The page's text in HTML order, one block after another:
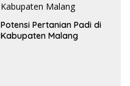
Potensi Pertanian Padi di
Kabupaten Malang